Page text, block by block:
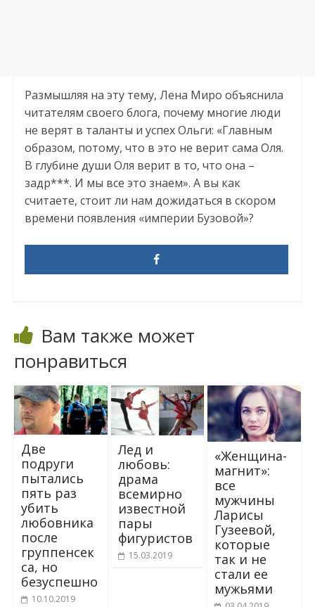
Размышляя на эту тему, Лена Миро объяснила
читателям своего блога, почему многие люди
не верят в таланты и успех Ольги: «Главным
образом, потому, что в это не верит сама Оля.
В глубине души Оля верит в то, что она –
задр***. И мы все это знаем». А вы как
считаете, стоит ли нам дожидаться в скором
времени появления «империи Бузовой»?
Вам также может
понравиться
Две
подруги
пытались
пять раз
убить
любовника
после
группенсек
са, но
безуспешно
10.10.2019
Лед и
любовь:
драма
всемирно
известной
пары
фигуристов
15.03.2019
«Женщина-
магнит»:
все
мужчины
Ларисы
Гузеевой,
которые
так и не
стали ее
мужьями